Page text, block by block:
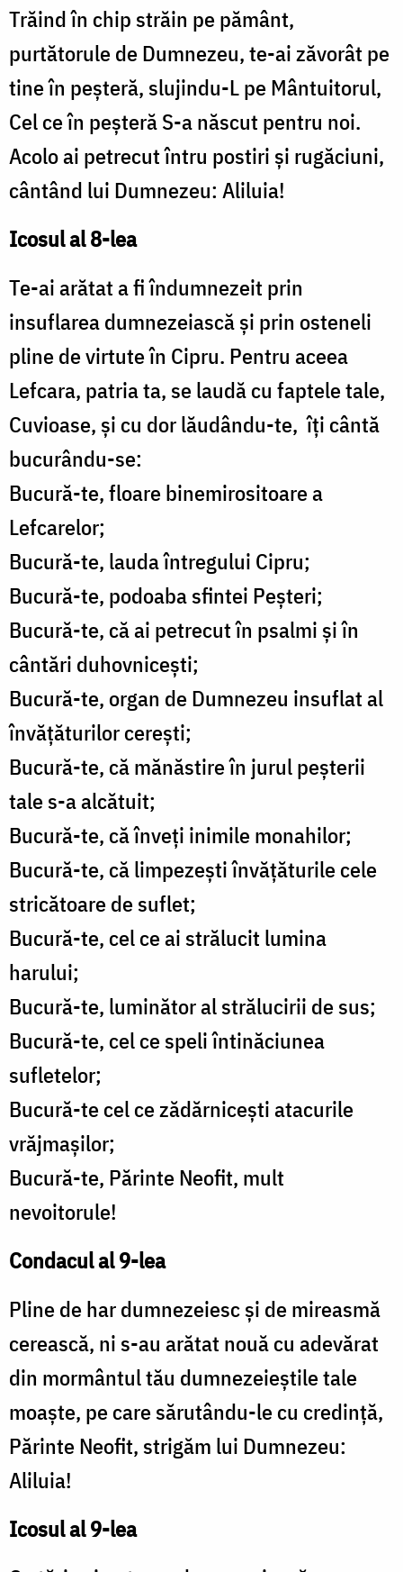
Trăind în chip străin pe pământ,
purtătorule de Dumnezeu, te-ai zăvorât pe
tine în peșteră, slujindu-L pe Mântuitorul,
Cel ce în peșteră S-a născut pentru noi.
Acolo ai petrecut întru postiri și rugăciuni,
cântând lui Dumnezeu: Aliluia!
Icosul al 8-lea
Te-ai arătat a fi îndumnezeit prin
insuflarea dumnezeiască și prin osteneli
pline de virtute în Cipru. Pentru aceea
Lefcara, patria ta, se laudă cu faptele tale,
Cuvioase, și cu dor lăudându-te, îți cântă
bucurându-se:
Bucură-te, floare binemirositoare a
Lefcarelor;
Bucură-te, lauda întregului Cipru;
Bucură-te, podoaba sfintei Peșteri;
Bucură-te, că ai petrecut în psalmi și în
cântări duhovnicești;
Bucură-te, organ de Dumnezeu insuflat al
învățăturilor cerești;
Bucură-te, că mănăstire în jurul peșterii
tale s-a alcătuit;
Bucură-te, că înveți inimile monahilor;
Bucură-te, că limpezești învățăturile cele
stricătoare de suflet;
Bucură-te, cel ce ai strălucit lumina
harului;
Bucură-te, luminător al strălucirii de sus;
Bucură-te, cel ce speli întinăciunea
sufletelor;
Bucură-te cel ce zădărnicești atacurile
vrăjmașilor;
Bucură-te, Părinte Neofit, mult
nevoitorule!
Condacul al 9-lea
Pline de har dumnezeiesc și de mireasmă
cerească, ni s-au arătat nouă cu adevărat
din mormântul tău dumnezeieștile tale
moaște, pe care sărutându-le cu credință,
Părinte Neofit, strigăm lui Dumnezeu:
Aliluia!
Icosul al 9-lea